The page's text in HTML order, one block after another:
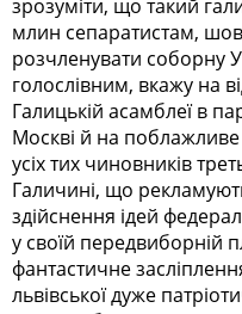
зрозуміти, що такий
млин сепаратистам,
розчленувати соборну
голослівним, вкажу на
Галицькій асамблеї в
Москві й на
усіх тих чиновників
Галичині, що
здійснення ідей
у своїй передвиборній
фантастичне
львівської дуже